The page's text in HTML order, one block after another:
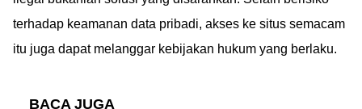
terhadap keamanan data pribadi, akses ke situs semacam
itu juga dapat melanggar kebijakan hukum yang berlaku.
BACA JUGA